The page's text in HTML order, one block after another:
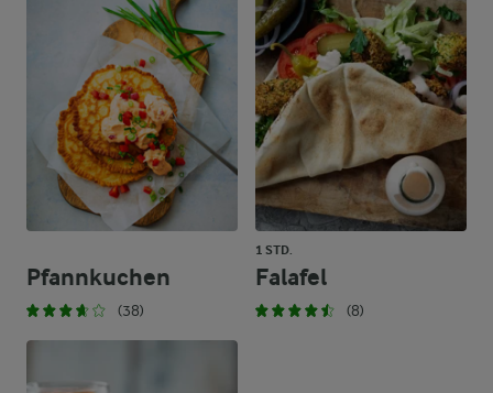
Pfannkuchen
(38)
1 STD.
Falafel
(8)